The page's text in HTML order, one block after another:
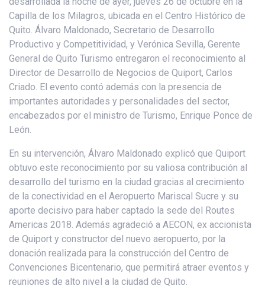
Capilla de los Milagros, ubicada en el Centro Histórico de
Quito. Álvaro Maldonado, Secretario de Desarrollo
Productivo y Competitividad, y Verónica Sevilla, Gerente
General de Quito Turismo entregaron el reconocimiento al
Director de Desarrollo de Negocios de Quiport, Carlos
Criado. El evento contó además con la presencia de
importantes autoridades y personalidades del sector,
encabezados por el ministro de Turismo, Enrique Ponce de
León.
En su intervención, Álvaro Maldonado explicó que Quiport
obtuvo este reconocimiento por su valiosa contribución al
desarrollo del turismo en la ciudad gracias al crecimiento
de la conectividad en el Aeropuerto Mariscal Sucre y su
aporte decisivo para haber captado la sede del Routes
Americas 2018. Además agradeció a AECON, ex accionista
de Quiport y constructor del nuevo aeropuerto, por la
donación realizada para la construcción del Centro de
Convenciones Bicentenario, que permitirá atraer eventos y
reuniones de alto nivel a la ciudad de Quito.